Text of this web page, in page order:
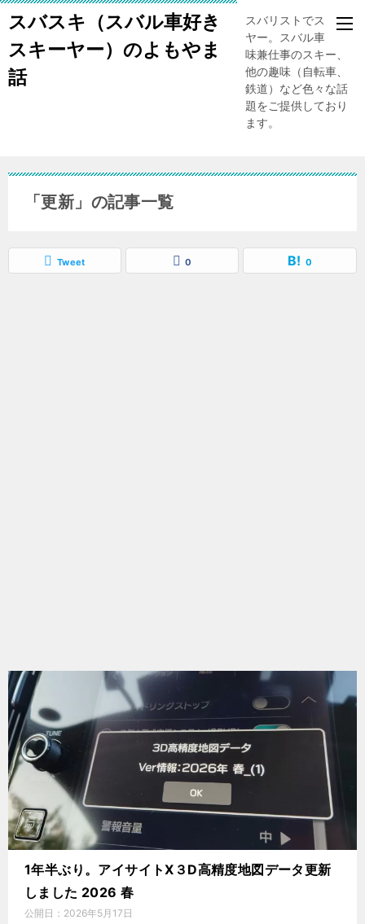
スバスキ（スバル車好き
スキーヤー）のよもやま
話
スバリストでスキー
ヤー。スバル車、趣
味兼仕事のスキー、
他の趣味（自転車、
鉄道）など色々な話
題をご提供しており
ます。
「更新」の記事一覧
Tweet 0 0
1年半ぶり。アイサイトX３D高精度地図データ更新
しました 2026 春
公開日： 2026年5月17日